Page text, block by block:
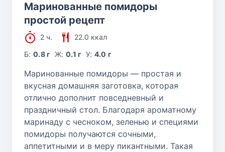
Маринованные помидоры
простой рецепт
2 ч.
22.0 ккал
Б:0.8 г Ж: 0.1 г У: 4.0 г
Маринованные помидоры — простая и
вкусная домашняя заготовка, которая
отлично дополнит повседневный и
праздничный стол. Благодаря ароматному
маринаду с чесноком, зеленью и специями
помидоры получаются сочными,
аппетитными и в меру пикантными. Такая